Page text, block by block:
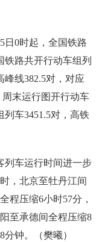
日0时起，全国铁路
路共开行动车组列
峰线382.5对，对应
周末运行图开行动车
列车3451.5对，高铁
列车运行时间进一步
，北京至牡丹江间
程压缩6小时57分，
至承德间全程压缩8
钟。（樊曦）